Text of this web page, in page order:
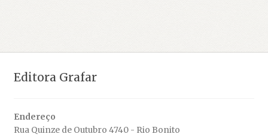
Editora Grafar
Endereço
Rua Quinze de Outubro 4740 - Rio Bonito